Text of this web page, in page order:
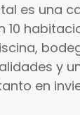
es una
10
y
en